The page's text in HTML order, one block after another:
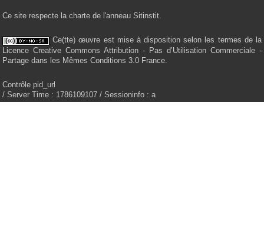
Ce site respecte la charte de l'anneau Sitinstit.
Ce(tte) œuvre est mise à disposition selon les termes de la
Licence Creative Commons Attribution - Pas d’Utilisation Commerciale -
Partage dans les Mêmes Conditions 3.0 France.
Contrôle pid_url
/ Server Time : 1786109107 / Sessioninfo : a